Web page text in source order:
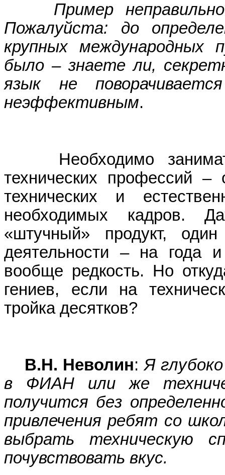
Пример
Пожалуйста: до
крупных международных
было – знаете ли,
язык не
неэффективным.
Необходимо
технических профессий
технических и
необходимых кадров.
«штучный» продукт,
деятельности – на года
вообще редкость. Но
гениев, если на
тройка десятков?
В.Н. Неволин:Я
в ФИАН или же
получится без
привлечения ребят со
выбрать техническую
почувствовать вкус.